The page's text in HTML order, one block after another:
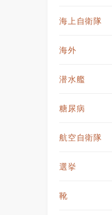
海上自衛隊
海外
潜水艦
糖尿病
航空自衛隊
選挙
靴